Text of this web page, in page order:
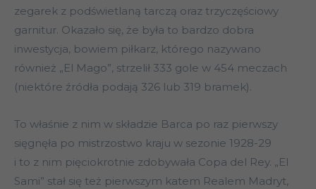
zegarek z podświetlaną tarczą oraz trzyczęściowy
garnitur. Okazało się, że była to bardzo dobra
inwestycja, bowiem piłkarz, którego nazywano
również „El Mago”, strzelił 333 gole w 454 meczach
(niektóre źródła podają 326 lub 319 bramek).
To właśnie z nim w składzie Barca po raz pierwszy
sięgnęła po mistrzostwo kraju w sezonie 1928-29
i to z nim pięciokrotnie zdobywała Copa del Rey. „El
Sami” stał się też pierwszym katem Realem Madryt,